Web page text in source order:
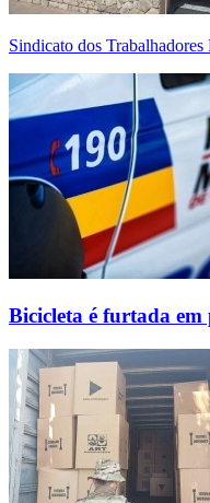
Sindicato dos
Bicicleta é furtada